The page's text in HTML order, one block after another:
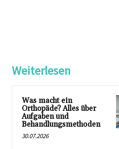
Weiterlesen
Was macht ein
Orthopäde? Alles über
Aufgaben und
Behandlungsmethoden
30.07.2026